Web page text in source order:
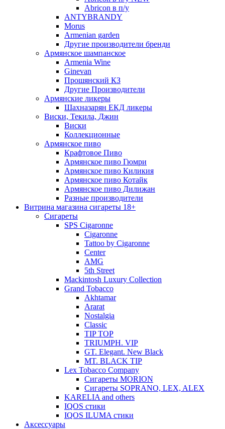
Abricon в п/у
ANTYBRANDY
Morus
Armenian garden
Другие производители бренди
Армянское шампанское
Armenia Wine
Ginevan
Прошянский КЗ
Другие Производители
Армянские ликеры
Шахназарян ЕКД ликеры
Виски, Текила, Джин
Виски
Коллекционные
Армянское пиво
Крафтовое Пиво
Армянское пиво Гюмри
Армянское пиво Киликия
Армянское пиво Котайк
Армянское пиво Дилижан
Разные производители
Витрина магазина сигареты 18+
Cигареты
SPS Cigaronne
Сigaronne
Tattoo by Cigaronne
Center
AMG
5th Street
Mackintosh Luxury Collection
Grand Tobacco
Akhtamar
Ararat
Nostalgia
Classic
TIP TOP
TRIUMPH. VIP
GT. Elegant. New Black
MT. BLACK TIP
Lex Tobacco Company
Сигареты MORION
Сигареты SOPRANO, LEX, ALEX
KARELIA and others
IQOS стики
IQOS ILUMA стики
Аксессуары